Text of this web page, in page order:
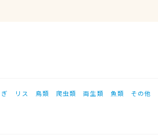
リス 鳥類 爬虫類 両生類 魚類 その他